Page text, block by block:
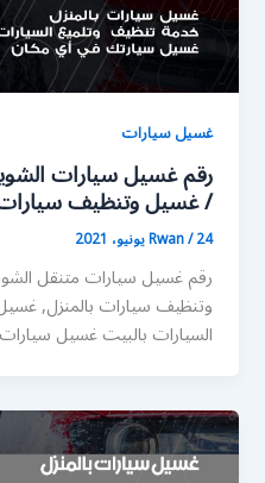
غسيل سيارات
/ غسيل وتنظيف سيارات
Rwan/24 يونيو، 2021
رقم غسيل سيارات متنقل
وتنظيف سيارات بالمنزل,
السيارات بالبيت غسيل